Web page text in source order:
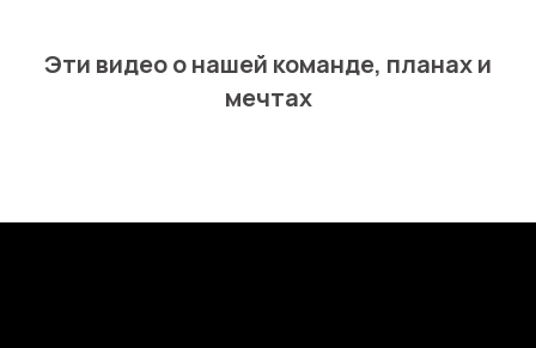
Эти видео о нашей команде, планах и
мечтах